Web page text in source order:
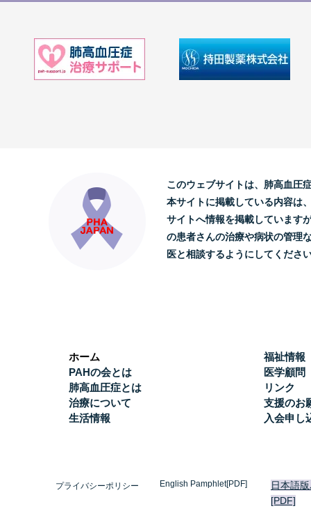
このウェブサイトは、肺高血圧
本サイトに掲載している内容は
サイトへ情報を掲載しています
の患者さんの治療や病状の管理
医と相談するようにしてくださ
ホーム
PAHの会とは
肺高血圧症とは
治療について
生活情報
福祉情報
医学顧問
リンク
支援のお
入会申し
プライバシーポリシー English Pamphlet[PDF]
日本語
[PDF]